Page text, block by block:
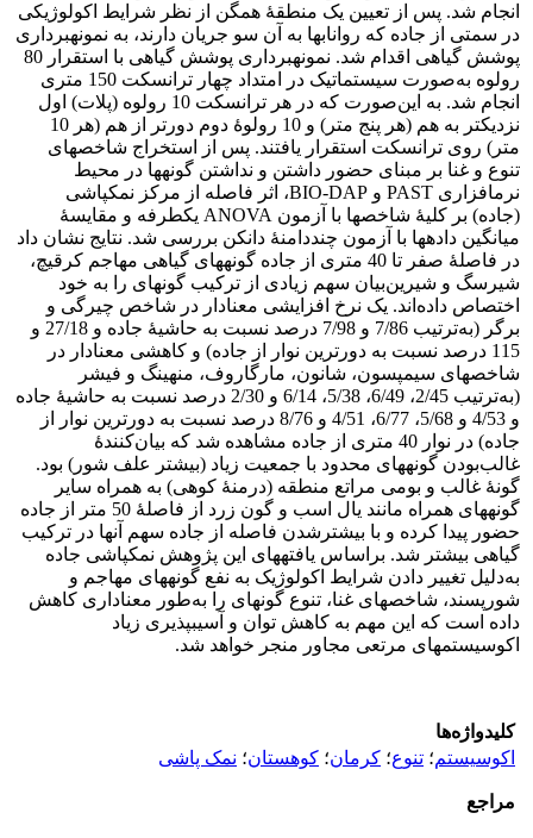
انجام شد. پس از تعیین یک منطقۀ همگن از نظر شرایط اکولوژیکی
در سمتی از جاده که رواناب‏ها به آن سو جریان دارند، به نمونه‏برداری
پوشش گیاهی اقدام شد. نمونه‏برداری پوشش گیاهی با استقرار 80
رولوه به‌صورت سیستماتیک در امتداد چهار ترانسکت 150 متری
انجام شد. به این‌‌صورت که در هر ترانسکت 10 ‌رولوه (پلات) اول
نزدیک‏تر به هم (هر پنج متر) و 10 رولوۀ دوم دورتر از هم (هر 10
متر) روی ترانسکت استقرار یافتند. پس از استخراج شاخص‏های
تنوع و غنا بر مبنای حضور داشتن و نداشتن گونه‏ها در محیط
نرم‏افزاری PAST و BIO-DAP، اثر فاصله از مرکز نمک‏پاشی
(جاده) بر کلیۀ شاخص‏ها با آزمون ANOVA یک‏‏طرفه و مقایسۀ
میانگین داده‏ها با آزمون چنددامنۀ دانکن بررسی شد. نتایج نشان داد
در فاصلۀ صفر تا 40 متری از جاده گونه‏های گیاهی مهاجم کرقیچ،
شیرسگ و شیرین‌بیان سهم زیادی از ترکیب گونه‏ای را به خود
اختصاص داده‌اند. یک نرخ افزایشی معنا‏دار در شاخص‏ چیرگی و
برگر (به‌ترتیب 7/86 و 7/98 درصد نسبت به حاشیۀ جاده و 27/18 و
115 درصد نسبت به دورترین نوار از جاده) و کاهشی معنا‏دار در
شاخص‏های سیمپسون، شانون، مارگاروف، منهینگ و فیشر
(به‌ترتیب 2/45، 6/49، 5/38، 6/14 و 2/30 درصد نسبت به حاشیۀ جاده
و 4/53 و 5/68، 6/77، 4/51 و 8/76 درصد نسبت به دورترین نوار از
جاده) در نوار 40 متری از جاده مشاهده شد که بیان‌کنندۀ
غالب‌بودن گونه‏های محدود با جمعیت زیاد (بیشتر علف شور) بود.
گونۀ غالب و بومی مراتع منطقه (درمنۀ کوهی) به همراه سایر
گونه‏های همراه مانند یال اسب و گون زرد از فاصلۀ 50 متر از جاده
حضور پیدا کرده و با بیشتر‌شدن فاصله از جاده سهم آنها در ترکیب
گیاهی بیشتر شد. براساس یافته‏های این پژوهش نمک‏پاشی جاده
به‌دلیل تغییر دادن شرایط اکولوژیک به نفع گونه‏های مهاجم و
شورپسند، شاخص‏های غنا، تنوع گونه‏ای را به‌طور معنا‏داری کاهش
داده است که این مهم به کاهش توان و آسیب‏پذیری زیاد
اکوسیستم‏های مرتعی مجاور منجر خواهد شد.
کلیدواژه‌ها
اکوسیستم؛ تنوع؛ کرمان؛ کوهستان؛ نمک ‏پاشی
مراجع